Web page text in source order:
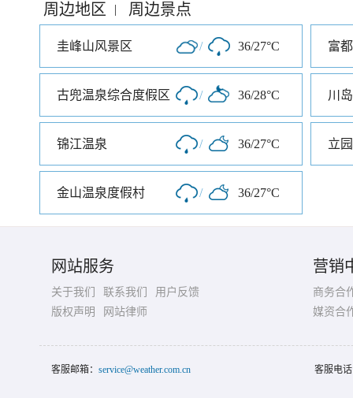
周边地区 | 周边景点
圭峰山风景区 / 36/27°C 富
古兜温泉综合度假区 / 36/28°C 川
锦江温泉 / 36/27°C 立园
金山温泉度假村 / 36/27°C
网站服务
关于我们 联系我们
用户反馈
版权声明
网站律师
营销
商务合
媒资合
客服邮箱： service@weather.com.cn 客服电